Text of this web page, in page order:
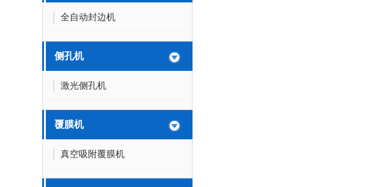
全自动封边机
侧孔机
激光侧孔机
覆膜机
真空吸附覆膜机